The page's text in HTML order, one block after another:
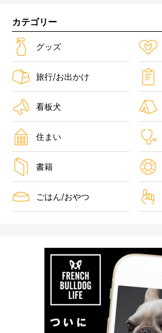
カテゴリー
グッズ
旅行/お出かけ
看板犬
住まい
書籍
ごはん/おやつ